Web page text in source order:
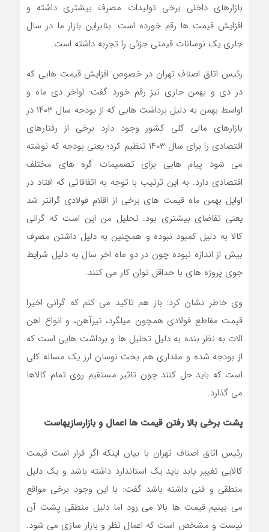
بازارهای داخلی برخی تولیدات مصرف بیشتری داشته و
افزایش قیمت ها رقم خورده است. بنابراین بازار ما در سال
جاری یک نوسانات قیمتی جزئی را تجربه داشته است.
رئیس اتاق اصناف تهران در خصوص افزایش قیمت هایی که
در دی و بهمن جاری نیز رقم خورد گفت: اواخر دی ماه و
اواسط بهمن به دلیل برداشت هایی که از بودجه سال ۱۴۰۳ در
بازارهای مالی کلی کشور وجود دارد برخی از رفتارهای
اقتصادی را برای سال ۱۴۰۳ تنظیم کرد؛ یعنی بودجه که نوشته
می شود پیام هایی برای تصمیمات گره های مختلف
اقتصادی دارد. به این ترتیب با توجه به اتفاقاتی که افتاد در
اوایل بهمن ماه قیمت های برخی از اقلام فولادی گران‎تر شد
یعنی تقاضای بیشتری بود. تحلیل من این است که گرانی
کالا به دلیل کمبود نبوده و همچنین به دلیل داشتن مصرف
بیش از اندازه نبوده چون در دو ماه اخر سال به دلیل شرایط
جوی پروژه های با حداقل توان کار می کنند.
وی خاطر نشان کرد: باز هم تاکید می کنم که گرانی اخیرا
قیمت مقاطع فولادی همچون میلگرد، تیرآهن، و انواع اهن
الات به نظر بنده به دلیل تحلیل ها و برداشت هایی است که
از بودجه شده و مقداری هم بحث نوسان ارز یک مساله کلی
است که باید حل کنند چون تاثیر مستقیم روی تمام کالاها
می گذارد.
پشت برخی بالا رفتن قیمت ها اعمال و بازارسازی‎هاست
رئیس اتاق اصناف تهران با بیان اینکه اگر قرار است قیمت
کالایی تغییر یابد باید یک استاندارد داشته باشد و یک دلیل
منطقی و فنی داشته باشد گفت: با این وجود برخی مواقع
می بینیم قیمت ها بالا می رود اما دلیل منطقی پشت آن
نیست و مشخص است که اعمال نظر و بازار سازی می شود.